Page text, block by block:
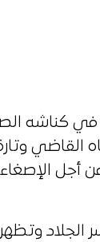
كناشه
القاضي
أجل
الجلاد